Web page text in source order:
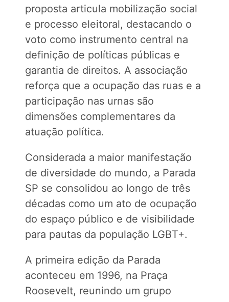
proposta articula mobilização social
e processo eleitoral, destacando o
voto como instrumento central na
definição de políticas públicas e
garantia de direitos. A associação
reforça que a ocupação das ruas e a
participação nas urnas são
dimensões complementares da
atuação política.
Considerada a maior manifestação
de diversidade do mundo, a Parada
SP se consolidou ao longo de três
décadas como um ato de ocupação
do espaço público e de visibilidade
para pautas da população LGBT+.
A primeira edição da Parada
aconteceu em 1996, na Praça
Roosevelt, reunindo um grupo